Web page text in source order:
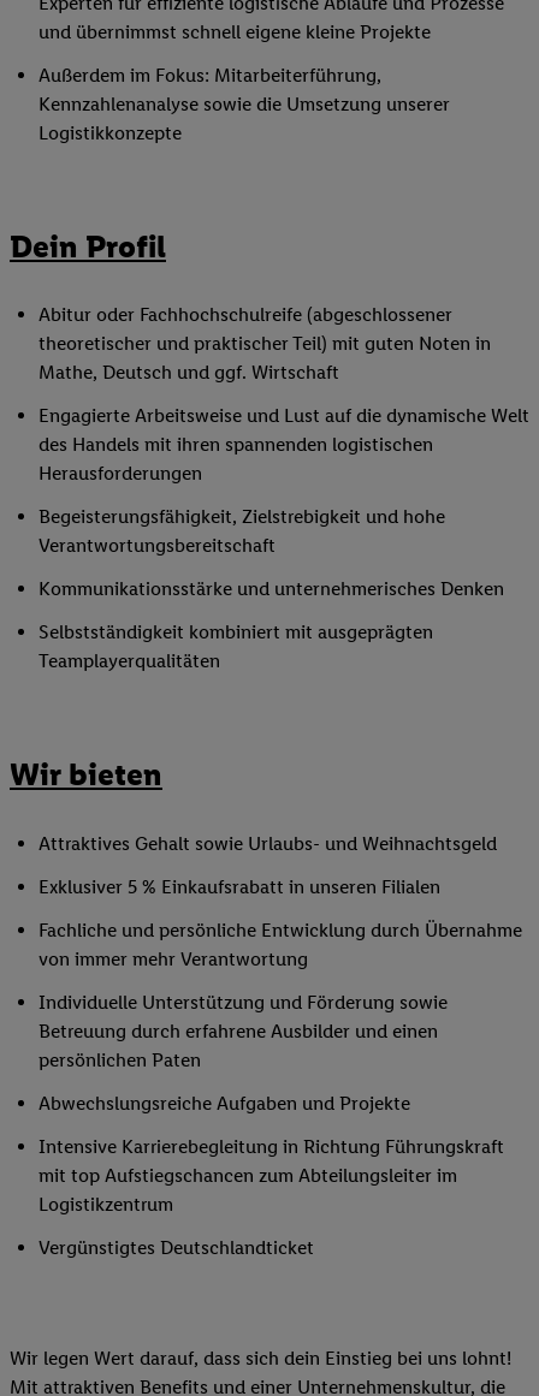
und übernimmst schnell eigene kleine Projekte
Außerdem im Fokus: Mitarbeiterführung,
Kennzahlenanalyse sowie die Umsetzung unserer
Logistikkonzepte
Dein Profil
Abitur oder Fachhochschulreife (abgeschlossener
theoretischer und praktischer Teil) mit guten Noten in
Mathe, Deutsch und ggf. Wirtschaft
Engagierte Arbeitsweise und Lust auf die dynamische Welt
des Handels mit ihren spannenden logistischen
Herausforderungen
Begeisterungsfähigkeit, Zielstrebigkeit und hohe
Verantwortungsbereitschaft
Kommunikationsstärke und unternehmerisches Denken
Selbstständigkeit kombiniert mit ausgeprägten
Teamplayerqualitäten
Wir bieten
Attraktives Gehalt sowie Urlaubs- und Weihnachtsgeld
Exklusiver 5 % Einkaufsrabatt in unseren Filialen
Fachliche und persönliche Entwicklung durch Übernahme
von immer mehr Verantwortung
Individuelle Unterstützung und Förderung sowie
Betreuung durch erfahrene Ausbilder und einen
persönlichen Paten
Abwechslungsreiche Aufgaben und Projekte
Intensive Karrierebegleitung in Richtung Führungskraft
mit top Aufstiegschancen zum Abteilungsleiter im
Logistikzentrum
Vergünstigtes Deutschlandticket
Wir legen Wert darauf, dass sich dein Einstieg bei uns lohnt!
Mit attraktiven Benefits und einer Unternehmenskultur, die